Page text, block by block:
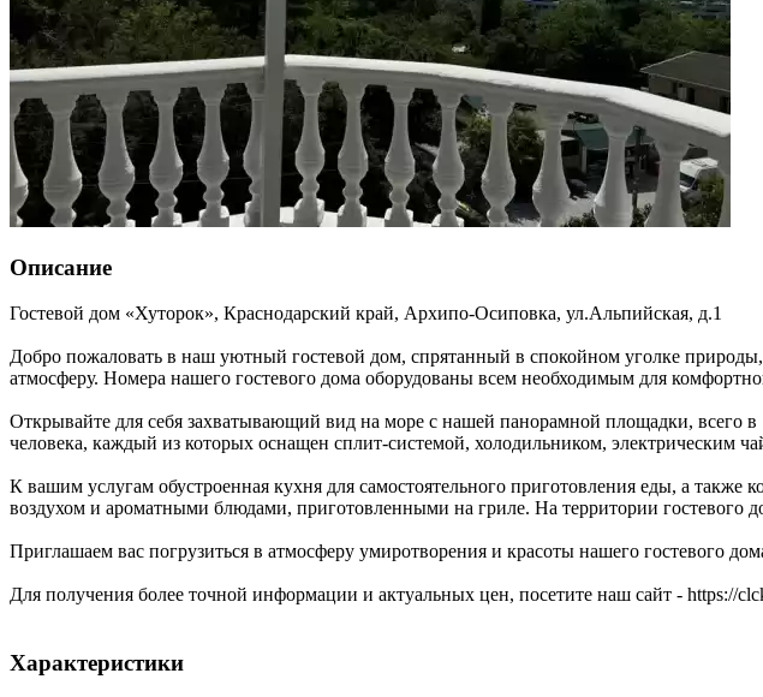
Описание
Гостевой дом «Хуторок», Краснодарский край, Архипо-Осиповка, ул.Альпийская, д.1
Добро пожаловать в наш уютный гостевой дом, спрятанный в спокойном уголке
атмосферу. Номера нашего гостевого дома оборудованы всем необходимым для
Открывайте для себя захватывающий вид на море с нашей панорамной площадки, всего
человека, каждый из которых оснащен сплит-системой, холодильником, электрическим
К вашим услугам обустроенная кухня для самостоятельного приготовления еды, а
воздухом и ароматными блюдами, приготовленными на гриле. На территории гостевого
Приглашаем вас погрузиться в атмосферу умиротворения и красоты нашего гостевого
Для получения более точной информации и актуальных цен, посетите наш сайт - https://
Характеристики